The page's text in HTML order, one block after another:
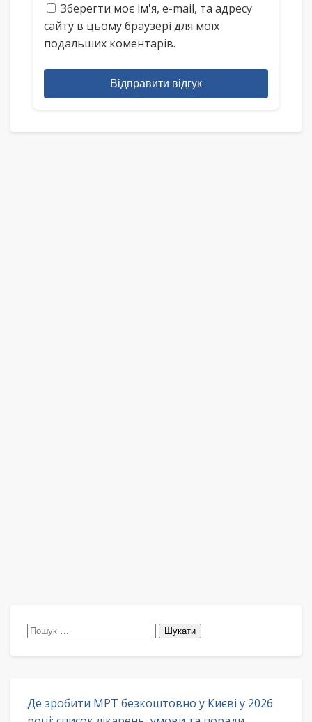
Зберегти моє ім'я, e-mail, та адресу
сайту в цьому браузері для моїх
подальших коментарів.
Відправити відгук
Пошук:
Де зробити МРТ безкоштовно у Києві у 2026